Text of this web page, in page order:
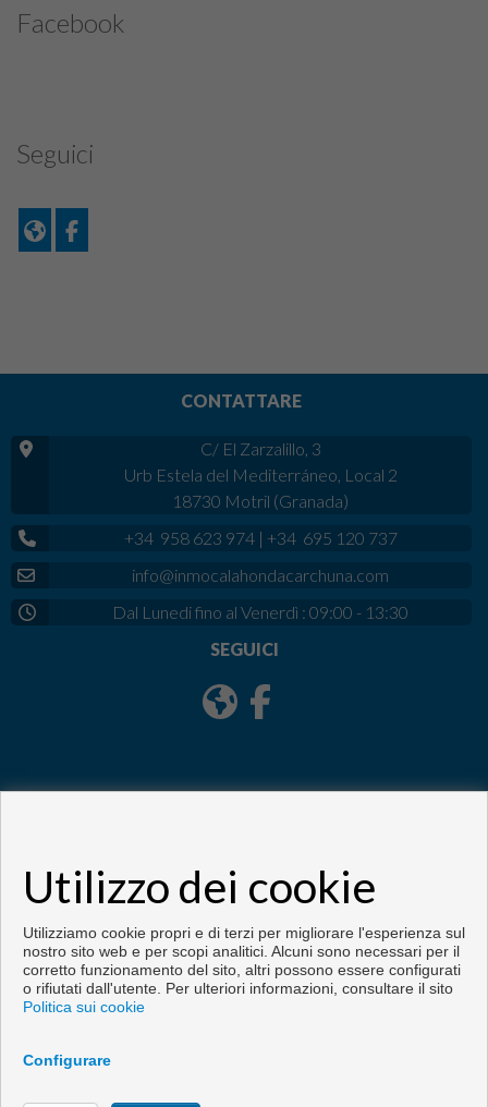
Facebook
Seguici
CONTATTARE
C/ El Zarzalillo, 3
Urb Estela del Mediterráneo, Local 2
18730 Motril (Granada)
+34 958 623 974| +34 695 120 737
info@inmocalahondacarchuna.com
Dal Lunedi fino al Venerdì : 09:00 - 13:30
SEGUICI
Copyright © 2026. Tutte le diritti riservate.
Sviluppato vicinoInmoenter.Info legali|Protezione dei dati politica
Utilizzo dei cookie
Utilizziamo cookie propri e di terzi per migliorare l'esperienza sul
nostro sito web e per scopi analitici. Alcuni sono necessari per il
corretto funzionamento del sito, altri possono essere configurati
o rifiutati dall'utente. Per ulteriori informazioni, consultare il sito
Politica sui cookie
Configurare